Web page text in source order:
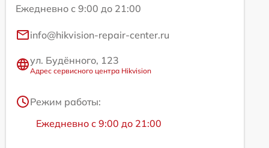
Ежедневно с 9:00 до 21:00
info@hikvision-repair-center.ru
ул. Будённого, 123
Адрес сервисного центра Hikvision
Режим работы:
Ежедневно с 9:00 до 21:00